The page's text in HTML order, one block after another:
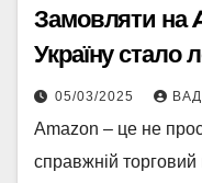
Замовляти на
Україну стало
05/03/2025
Amazon – це не
справжній